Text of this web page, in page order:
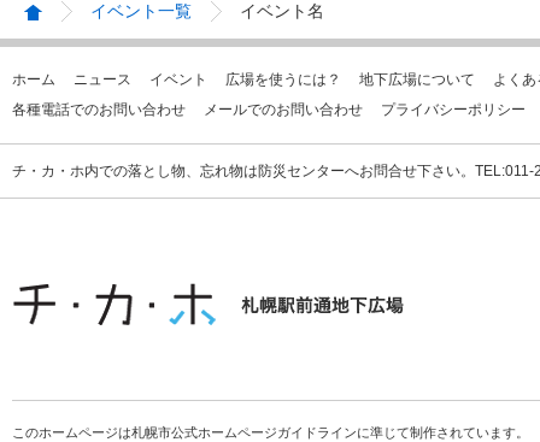
イベント一覧 イベント名
ホーム ニュース イベント 広場を使うには？ 地下広場について
よく
各種電話でのお問い合わせ
メールでのお問い合わせ プライバシーポリシー
チ・カ・ホ内での落とし物、忘れ物は防災センターへお問合せ下さい。
このホームページは札幌市公式ホームページガイドラインに準じて制作されています。